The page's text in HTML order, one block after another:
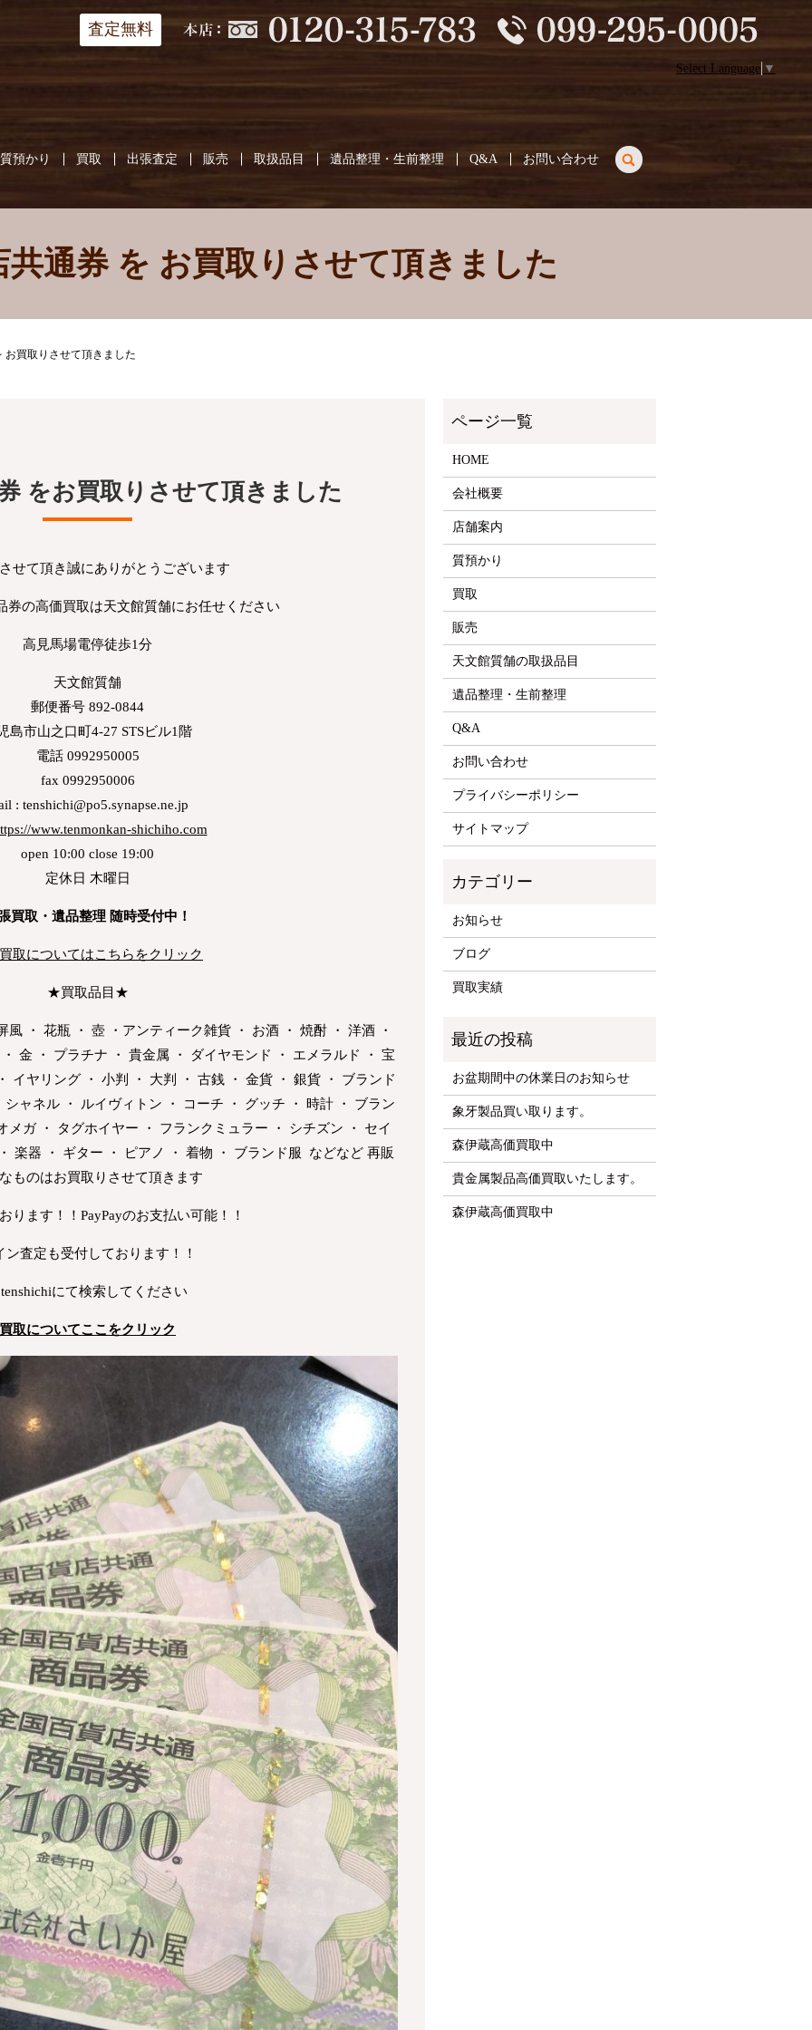
質預かり 買取 出張査定 販売 取扱品目 遺品整理・生前整理 Q&A お問い合わせ search
査定無料
Select Language ▼
共通券 を お買取りさせて頂きました
お買取りさせて頂きました
をお買取りさせて頂きました
せて頂き誠にありがとうございます
券の高価買取は天文館質舗にお任せください
高見馬場電停徒歩1分
天文館質舗
郵便番号 892-0844
島市山之口町4-27 STSビル1階
電話 0992950005
fax 0992950006
: tenshichi@po5.synapse.ne.jp
www.tenmonkan-shichiho.com
open 10:00 close 19:00
定休日 木曜日
買取・遺品整理 随時受付中！
取についてはこちらをクリック
★買取品目★
・ 花瓶 ・ 壺 ・アンティーク雑貨 ・ お酒 ・ 焼酎 ・ 洋酒 ・
金 ・ プラチナ ・ 貴金属 ・ ダイヤモンド ・ エメラルド ・ 宝
イヤリング ・ 小判 ・ 大判 ・ 古銭 ・ 金貨 ・ 銀貨 ・ ブランド
ャネル ・ ルイヴィトン ・ コーチ ・ グッチ ・ 時計 ・ ブラン
メガ ・ タグホイヤー ・ フランクミュラー ・ シチズン ・ セイ
楽器 ・ ギター ・ ピアノ ・ 着物 ・ ブランド服 などなど 再販
ものはお買取りさせて頂きます
ります！！PayPayのお支払い可能！！
ン査定も受付しております！！
にて検索してください
買取についてここをクリック
HOME
会社概要
店舗案内
質預かり
買取
販売
天文館質舗の取扱品目
遺品整理・生前整理
Q&A
お問い合わせ
プライバシーポリシー
サイトマップ
お知らせ
ブログ
買取実績
お盆期間中の休業日のお知らせ
象牙製品買い取ります。
森伊蔵高価買取中
貴金属製品高価買取いたします。
森伊蔵高価買取中